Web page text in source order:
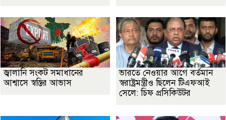
জ্বালানি সংকট সমাধানের
আশ্বাসে স্বস্তির আভাস
ভারতে নেওয়ার আগে বর্তমান
স্বরাষ্ট্রমন্ত্রীও ছিলেন টিএফআই
সেলে: চিফ প্রসিকিউটর